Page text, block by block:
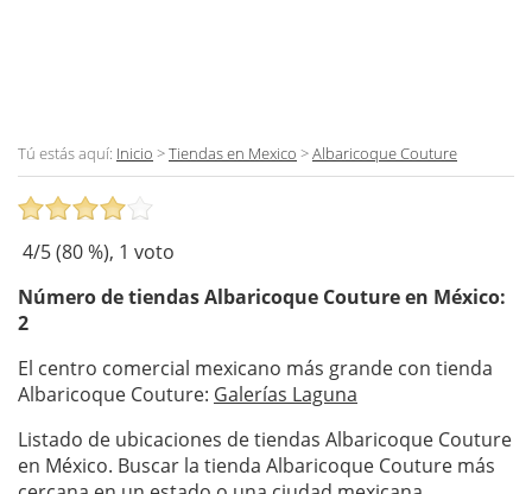
Tú estás aquí: Inicio >Tiendas en Mexico >Albaricoque Couture
4/5 (80%), 1 voto
Número de tiendasAlbaricoque Coutureen México:
2
El centro comercial mexicano más grande con tienda
Albaricoque Couture: Galerías Laguna
Listado de ubicaciones de tiendas Albaricoque Couture
en México. Buscar la tienda Albaricoque Couture más